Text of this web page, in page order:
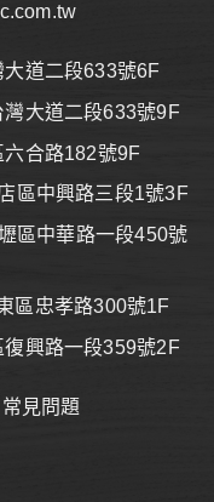
道二段633號6F
大道二段633號9F
六合路182號9F
區中興路三段1號3F
區中華路一段450號
區忠孝路300號1F
興路一段359號2F
常見問題